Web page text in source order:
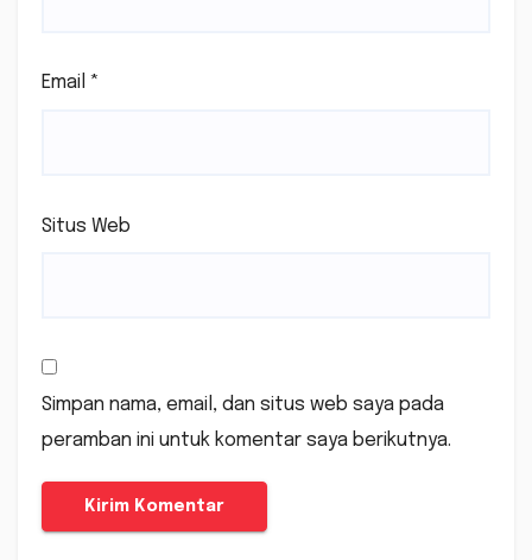
Email *
Situs Web
Simpan nama, email, dan situs web saya pada
peramban ini untuk komentar saya berikutnya.